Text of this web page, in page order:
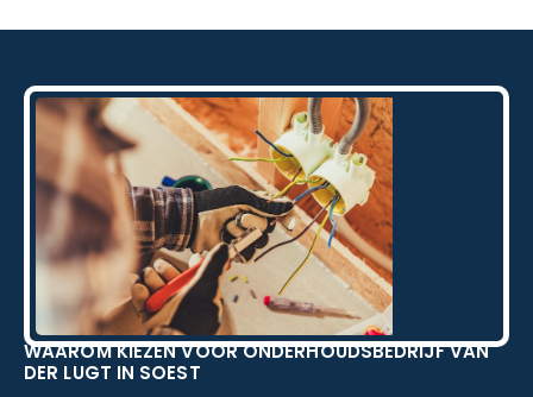
WAAROM KIEZEN VOOR ONDERHOUDSBEDRIJF VAN
DER LUGT IN SOEST